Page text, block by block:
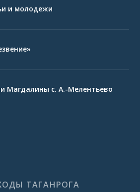
и молодежи
Магдалины с. А.-Мелентьево
ТАГАНРОГА